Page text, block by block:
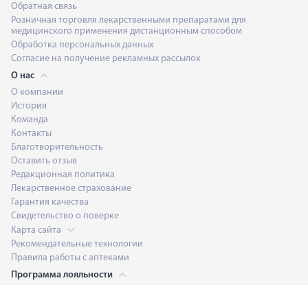
Обратная связь
Розничная торговля лекарственными препаратами для
медицинского применения дистанционным способом
Обработка персональных данных
Согласие на получение рекламных рассылок
О нас
О компании
История
Команда
Контакты
Благотворительность
Оставить отзыв
Редакционная политика
Лекарственное страхование
Гарантия качества
Свидетельство о поверке
Карта сайта
Рекомендательные технологии
Правила работы с аптеками
Программа лояльности